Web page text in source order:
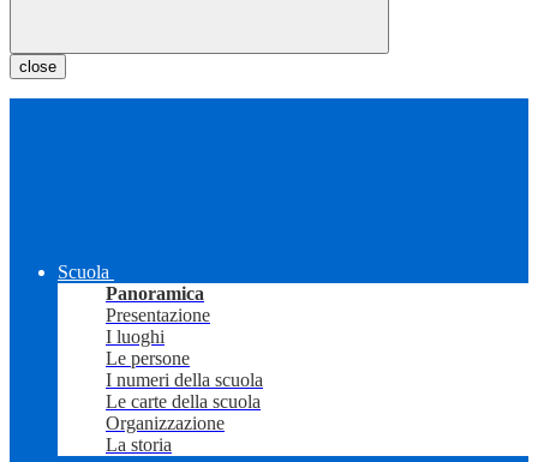
close
Scuola
Panoramica
Presentazione
I luoghi
Le persone
I numeri della scuola
Le carte della scuola
Organizzazione
La storia